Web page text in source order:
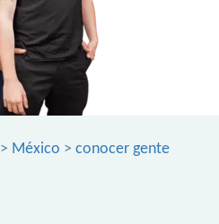
> México > conocer gente